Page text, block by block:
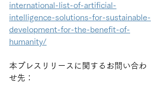
international-list-of-artificial-
intelligence-solutions-for-sustainable-
development-for-the-benefit-of-
humanity/
本プレスリリースに関するお問い合わ
せ先：